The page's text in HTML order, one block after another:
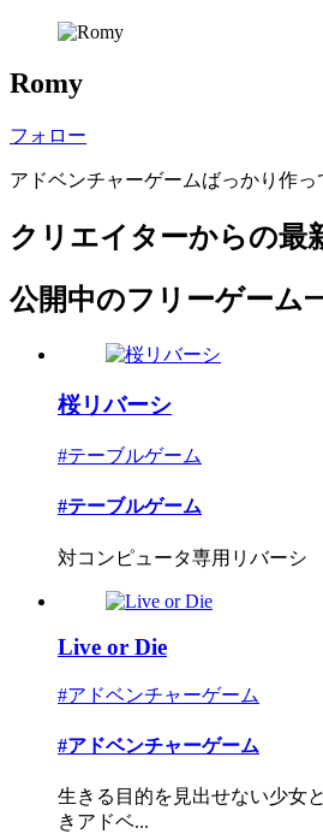
Romy
フォロー
アドベンチャーゲームばっかり作っ
クリエイターからの最
公開中のフリーゲーム
桜リバーシ
#テーブルゲーム
#テーブルゲーム
対コンピュータ専用リバーシ
Live or Die
#アドベンチャーゲーム
#アドベンチャーゲーム
生きる目的を見出せない少女
きアドベ...